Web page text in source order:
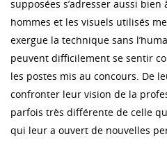
supposées s’adresser aussi bien
hommes et les visuels utilisés
exergue la technique sans
peuvent difficilement se sentir
les postes mis au concours. De
confronter leur vision de la
parfois très différente de celle
qui leur a ouvert de nouvelles